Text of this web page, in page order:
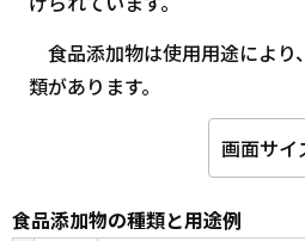
食品添加物は使用用途により
類があります。
画面サイ
食品添加物の種類と用途例